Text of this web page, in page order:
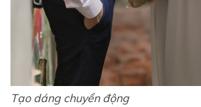
Tạo dáng chuyển động